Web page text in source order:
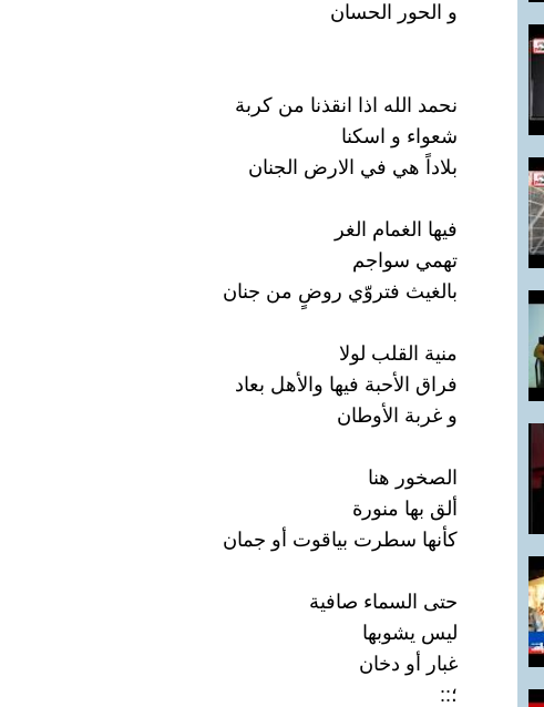
و الحور الحسان
نحمد الله اذا انقذنا من كربة
شعواء و اسكنا
بلاداً هي في الارض الجنان
فيها الغمام الغر
تهمي سواجم
بالغيث فتروّي روضٍ من جنان
منية القلب لولا
فراق الأحبة فيها والأهل بعاد
و غربة الأوطان
الصخور هنا
ألق بها منورة
كأنها سطرت بياقوت أو جمان
حتى السماء صافية
ليس يشوبها
غبار أو دخان
؛::